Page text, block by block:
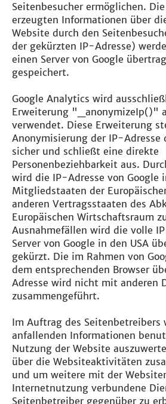
Seitenbesucher ermöglichen.
erzeugten Informationen über
Website durch den
der gekürzten IP-Adresse)
einen Server von Google
gespeichert.
Google Analytics wird
Erweiterung "_anonymizeIp()"
verwendet. Diese Erweiterung
Anonymisierung der IP-Adresse
sicher und schließt eine direkte
Personenbeziehbarkeit aus.
wird die IP-Adresse von Google
Mitgliedstaaten der
anderen Vertragsstaaten des
Europäischen Wirtschaftsraum
Ausnahmefällen wird die volle
Server von Google in den USA
gekürzt. Die im Rahmen von
dem entsprechenden Browser
Adresse wird nicht mit anderen
zusammengeführt.
Im Auftrag des Seitenbetreibers
anfallenden Informationen
Nutzung der Website
über die Websiteaktivitäten
und um weitere mit der
Internetnutzung verbundene
Seitenbetreiber gegenüber zu